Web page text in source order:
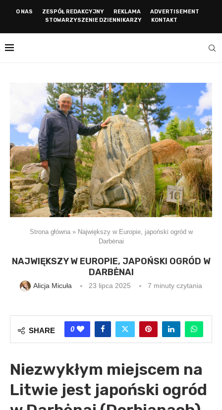
O NAS ZESPÓŁ REDAKCYJNY REKLAMA
ADVERTISEMENT
STOWARZYSZENIE DZIENNIKARZY
KONTAKT
Strona główna» Największy w Europie, japoński ogród w
Darbėnai
NAJWIĘKSZY W EUROPIE, JAPOŃSKI OGRÓD W
DARBĖNAI
Alicja Micuła 23 lipca 2025 7 minuty czytania
SHARE 0
Niezwykłym miejscem na
Litwie jest japoński ogród